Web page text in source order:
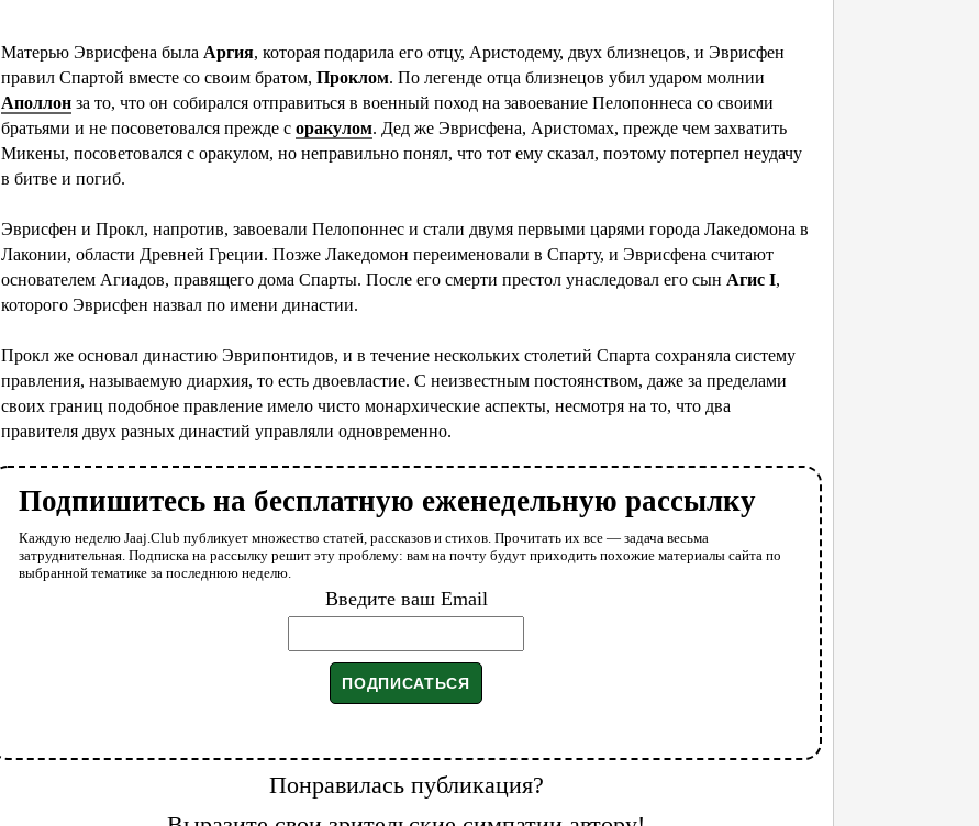
Матерью Эврисфена была Аргия, которая подарила его отцу, Аристодему, двух близнецов, и Эврисфен
правил Спартой вместе со своим братом, Проклом. По легенде отца близнецов убил ударом молнии
Аполлон за то, что он собирался отправиться в военный поход на завоевание Пелопоннеса со своими
братьями и не посоветовался прежде с оракулом. Дед же Эврисфена, Аристомах, прежде чем захватить
Микены, посоветовался с оракулом, но неправильно понял, что тот ему сказал, поэтому потерпел неудачу
в битве и погиб.
Эврисфен и Прокл, напротив, завоевали Пелопоннес и стали двумя первыми царями города Лакедомона в
Лаконии, области Древней Греции. Позже Лакедомон переименовали в Спарту, и Эврисфена считают
основателем Агиадов, правящего дома Спарты. После его смерти престол унаследовал его сын Агис I,
которого Эврисфен назвал по имени династии.
Прокл же основал династию Эврипонтидов, и в течение нескольких столетий Спарта сохраняла систему
правления, называемую диархия, то есть двоевластие. С неизвестным постоянством, даже за пределами
своих границ подобное правление имело чисто монархические аспекты, несмотря на то, что два
правителя двух разных династий управляли одновременно.
Подпишитесь на бесплатную еженедельную рассылку
Каждую неделю Jaaj.Club публикует множество статей, рассказов и стихов. Прочитать их все — задача весьма
затруднительная. Подписка на рассылку решит эту проблему: вам на почту будут приходить похожие материалы сайта по
выбранной тематике за последнюю неделю.
Введите ваш Email
Понравилась публикация?